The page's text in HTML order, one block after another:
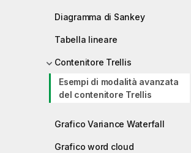
Diagramma di Sankey
Tabella lineare
Contenitore Trellis
Esempi di modalità avanzata
del contenitore Trellis
Grafico Variance Waterfall
Grafico word cloud